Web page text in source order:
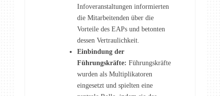
Infoveranstaltungen informierten
die Mitarbeitenden über die
Vorteile des EAPs und betonten
dessen Vertraulichkeit.
Einbindung der
Führungskräfte: Führungskräfte
wurden als Multiplikatoren
eingesetzt und spielten eine